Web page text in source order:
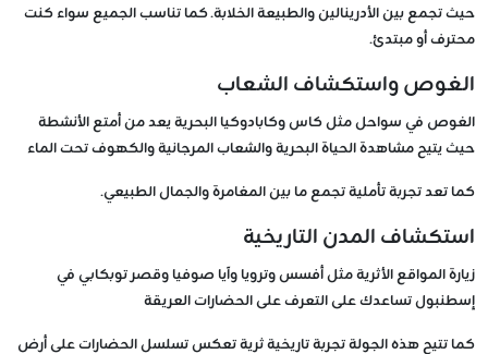
حيث تجمع بين الأدرينالين والطبيعة الخلابة. كما تناسب الجميع سواء كنت
محترف أو مبتدئ.
الغوص واستكشاف الشعاب
الغوص في سواحل مثل كاس وكابادوكيا البحرية يعد من أمتع الأنشطة
حيث يتيح مشاهدة الحياة البحرية والشعاب المرجانية والكهوف تحت الماء
كما تعد تجربة تأملية تجمع ما بين المغامرة والجمال الطبيعي.
استكشاف المدن التاريخية
زيارة المواقع الأثرية مثل أفسس وترويا وآيا صوفيا وقصر توبكابي في
إسطنبول تساعدك على التعرف على الحضارات العريقة
كما تتيح هذه الجولة تجربة تاريخية ثرية تعكس تسلسل الحضارات على أرض